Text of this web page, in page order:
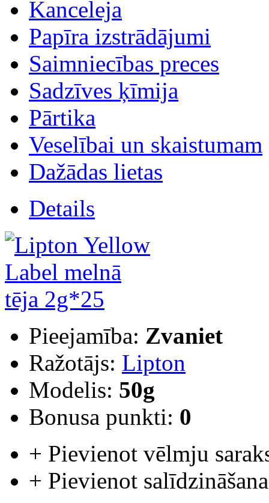
Kanceleja
Papīra izstrādājumi
Saimniecības preces
Sadzīves ķīmija
Pārtika
Veselībai un skaistumam
Dažādas lietas
Details
Pieejamība: Zvaniet
Ražotājs: Lipton
Modelis: 50g
Bonusa punkti: 0
+ Pievienot vēlmju
+ Pievienot